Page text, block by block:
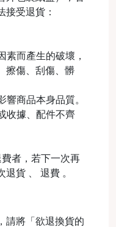
受退貨：
素而產生的破壞，
擦傷、刮傷、髒
商品本身品質。
收據、配件不齊
者，若下一次再
貨 、 退費 。
請將「欲退換貨的